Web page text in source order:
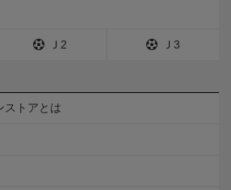
Ｊ2 Ｊ3
ストアとは